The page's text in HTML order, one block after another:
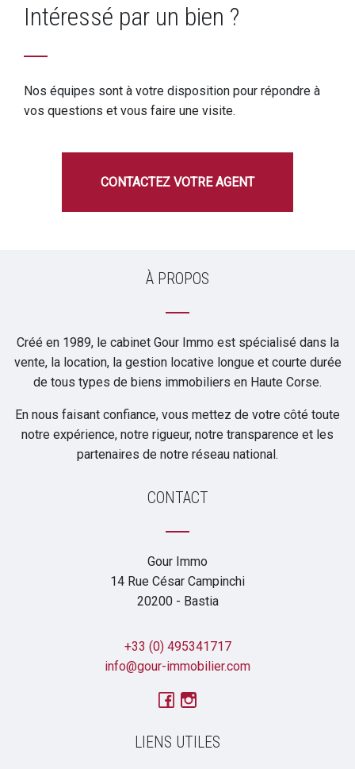
Intéressé par un bien ?
Nos équipes sont à votre disposition pour répondre à
vos questions et vous faire une visite.
CONTACTEZ VOTRE AGENT
À PROPOS
Créé en 1989, le cabinet Gour Immo est spécialisé dans la
vente, la location, la gestion locative longue et courte durée
de tous types de biens immobiliers en Haute Corse.
En nous faisant confiance, vous mettez de votre côté toute
notre expérience, notre rigueur, notre transparence et les
partenaires de notre réseau national.
CONTACT
Gour Immo
14 Rue César Campinchi
20200 - Bastia
+33 (0) 495341717
info@gour-immobilier.com
LIENS UTILES